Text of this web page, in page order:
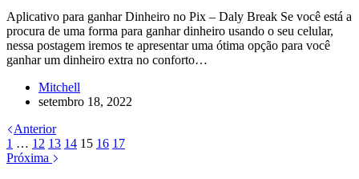
Aplicativo para ganhar Dinheiro no Pix – Daly Break Se você está a
procura de uma forma para ganhar dinheiro usando o seu celular,
nessa postagem iremos te apresentar uma ótima opção para você
ganhar um dinheiro extra no conforto…
Mitchell
setembro 18, 2022
Anterior
1 … 12 13 14 15 16 17
Próxima